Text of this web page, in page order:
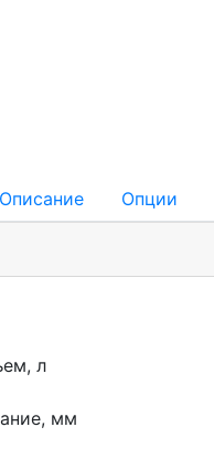
Описание Опции
л
мм